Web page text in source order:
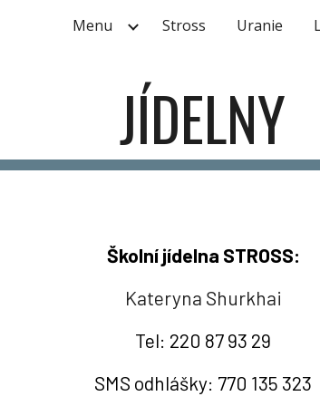
to main content
Menu Stross Uranie
JÍDELNY
Školní jídelna STROSS:
Kateryna Shurkhai
Tel: 220 87 93 29
SMS odhlášky: 770 135 323